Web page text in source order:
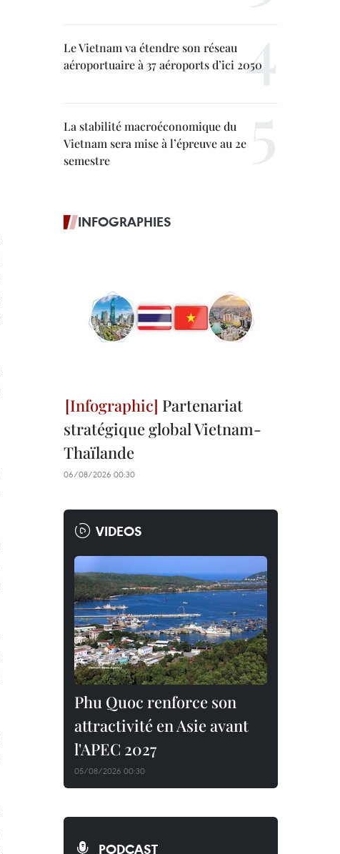
Le Vietnam va étendre son réseau
aéroportuaire à 37 aéroports d’ici 2050
La stabilité macroéconomique du
Vietnam sera mise à l’épreuve au 2e
semestre
INFOGRAPHIES
Partenariat
stratégique global Vietnam-
Thaïlande
06/08/2026 00:30
VIDEOS
Phu Quoc renforce son
attractivité en Asie avant
l'APEC 2027
05/08/2026 00:30
PODCAST